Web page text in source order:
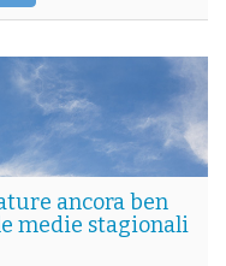
ancora ben
medie stagionali